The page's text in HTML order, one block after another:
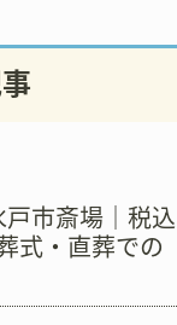
市斎場｜税込
式・直葬での